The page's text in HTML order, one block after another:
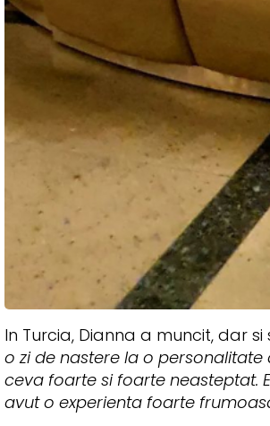
In Turcia, Dianna a muncit, dar
o zi de nastere la o
ceva foarte si foarte neasteptat.
avut o experienta foarte